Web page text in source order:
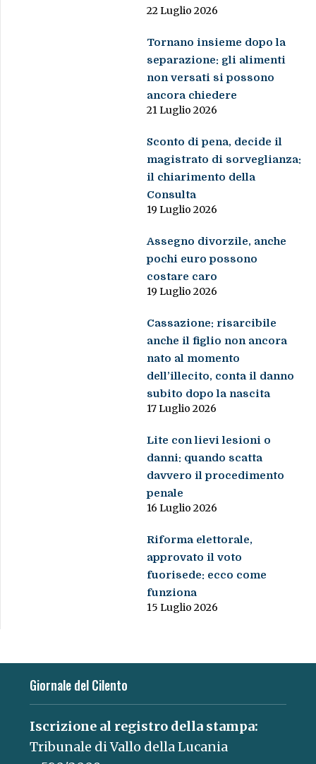
22 Luglio 2026
Tornano insieme dopo la
separazione: gli alimenti
non versati si possono
ancora chiedere
21 Luglio 2026
Sconto di pena, decide il
magistrato di sorveglianza:
il chiarimento della
Consulta
19 Luglio 2026
Assegno divorzile, anche
pochi euro possono
costare caro
19 Luglio 2026
Cassazione: risarcibile
anche il figlio non ancora
nato al momento
dell’illecito, conta il danno
subito dopo la nascita
17 Luglio 2026
Lite con lievi lesioni o
danni: quando scatta
davvero il procedimento
penale
16 Luglio 2026
Riforma elettorale,
approvato il voto
fuorisede: ecco come
funziona
15 Luglio 2026
Giornale del Cilento
Iscrizione al registro della stampa:
Tribunale di Vallo della Lucania